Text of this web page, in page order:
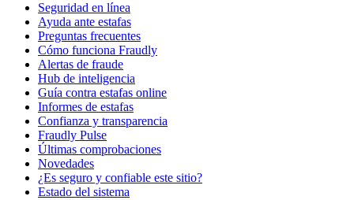
Seguridad en línea
Ayuda ante estafas
Preguntas frecuentes
Cómo funciona Fraudly
Alertas de fraude
Hub de inteligencia
Guía contra estafas online
Informes de estafas
Confianza y transparencia
Fraudly Pulse
Últimas comprobaciones
Novedades
¿Es seguro y confiable este sitio?
Estado del sistema